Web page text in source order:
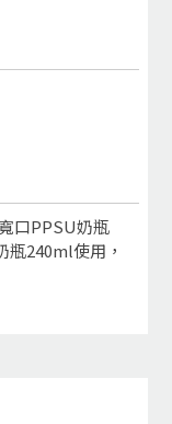
口PPSU奶瓶
240ml使用，